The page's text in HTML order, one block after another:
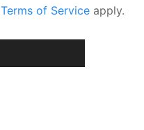
Terms of Service apply.